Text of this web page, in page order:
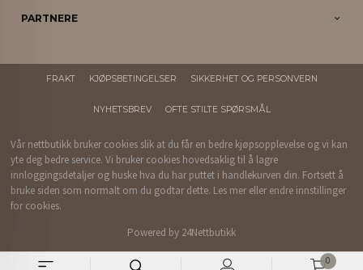
0
PARTNERE
FRAKT KJØPSBETINGELSER SIKKERHET OG PERSONVERN
NYHETSBREV OFTE STILTE SPØRSMÅL
Vår nettbutikk bruker cookies slik at du får en bedre kjøpsopplevelse og vi kan
yte deg bedre service. Vi bruker cookies hovedsaklig til å lagre
innloggingsdetaljer og huske hva du har puttet i handlekurven din. Fortsett å
bruke siden som normalt om du godtar dette. Les mer eller endre innstillinger
for cookies.
Powered by 24Nettbutikk